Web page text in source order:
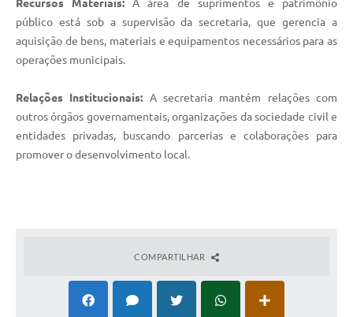
Recursos Materiais: A área de suprimentos e patrimônio
público está sob a supervisão da secretaria, que gerencia a
aquisição de bens, materiais e equipamentos necessários para as
operações municipais.
Relações Institucionais: A secretaria mantém relações com
outros órgãos governamentais, organizações da sociedade civil e
entidades privadas, buscando parcerias e colaborações para
promover o desenvolvimento local.
COMPARTILHAR